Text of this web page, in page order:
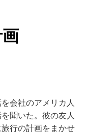
会社のアメリカ人
聞いた。彼の友人
行の計画をまかせ